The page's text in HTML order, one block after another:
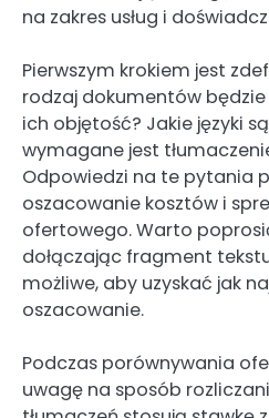
na zakres usług i
Pierwszym krokiem jest
rodzaj dokumentów
ich objętość? Jakie języki
wymagane jest
Odpowiedzi na te pytania
oszacowanie kosztów i
ofertowego. Warto
dołączając fragment
możliwe, aby uzyskać jak
oszacowanie.
Podczas porównywania
uwagę na sposób